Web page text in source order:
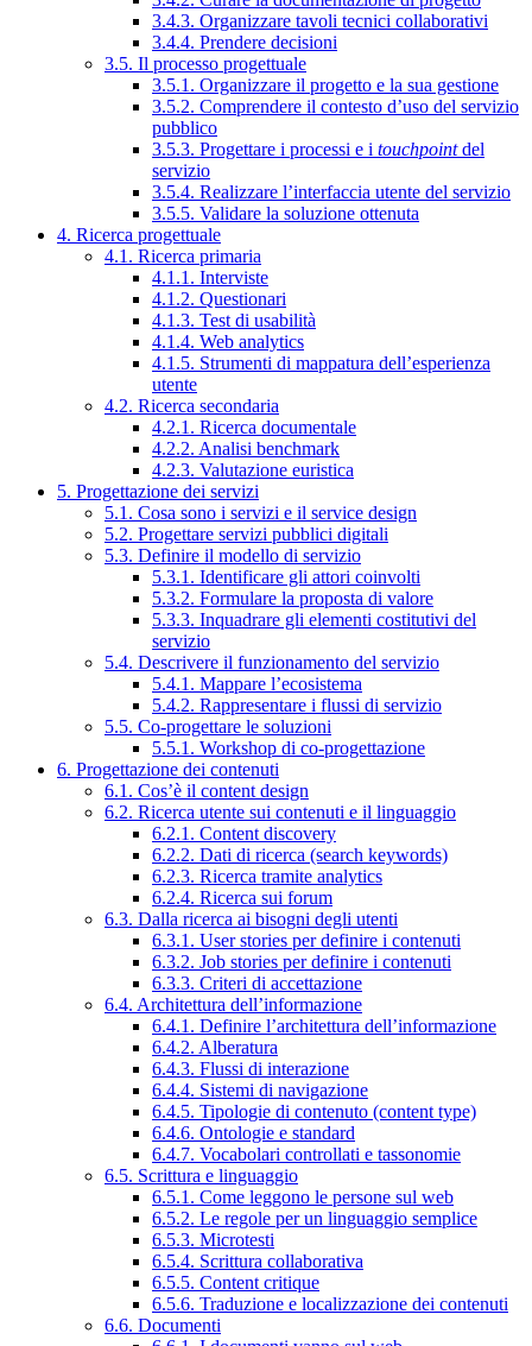
3.4.3. Organizzare tavoli tecnici collaborativi
3.4.4. Prendere decisioni
3.5. Il processo progettuale
3.5.1. Organizzare il progetto e la sua gestione
3.5.2. Comprendere il contesto d’uso del servizio
pubblico
3.5.3. Progettare i processi e i touchpointdel
servizio
3.5.4. Realizzare l’interfaccia utente del servizio
3.5.5. Validare la soluzione ottenuta
4. Ricerca progettuale
4.1. Ricerca primaria
4.1.1. Interviste
4.1.2. Questionari
4.1.3. Test di usabilità
4.1.4. Web analytics
4.1.5. Strumenti di mappatura dell’esperienza
utente
4.2. Ricerca secondaria
4.2.1. Ricerca documentale
4.2.2. Analisi benchmark
4.2.3. Valutazione euristica
5. Progettazione dei servizi
5.1. Cosa sono i servizi e il service design
5.2. Progettare servizi pubblici digitali
5.3. Definire il modello di servizio
5.3.1. Identificare gli attori coinvolti
5.3.2. Formulare la proposta di valore
5.3.3. Inquadrare gli elementi costitutivi del
servizio
5.4. Descrivere il funzionamento del servizio
5.4.1. Mappare l’ecosistema
5.4.2. Rappresentare i flussi di servizio
5.5. Co-progettare le soluzioni
5.5.1. Workshop di co-progettazione
6. Progettazione dei contenuti
6.1. Cos’è il content design
6.2. Ricerca utente sui contenuti e il linguaggio
6.2.1. Content discovery
6.2.2. Dati di ricerca (search keywords)
6.2.3. Ricerca tramite analytics
6.2.4. Ricerca sui forum
6.3. Dalla ricerca ai bisogni degli utenti
6.3.1. User stories per definire i contenuti
6.3.2. Job stories per definire i contenuti
6.3.3. Criteri di accettazione
6.4. Architettura dell’informazione
6.4.1. Definire l’architettura dell’informazione
6.4.2. Alberatura
6.4.3. Flussi di interazione
6.4.4. Sistemi di navigazione
6.4.5. Tipologie di contenuto (content type)
6.4.6. Ontologie e standard
6.4.7. Vocabolari controllati e tassonomie
6.5. Scrittura e linguaggio
6.5.1. Come leggono le persone sul web
6.5.2. Le regole per un linguaggio semplice
6.5.3. Microtesti
6.5.4. Scrittura collaborativa
6.5.5. Content critique
6.5.6. Traduzione e localizzazione dei contenuti
6.6. Documenti